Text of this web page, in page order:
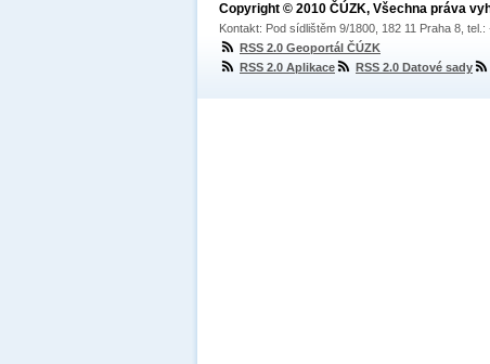
Copyright © 2010 ČÚZK, Všechna práva
Kontakt: Pod sídlištěm 9/1800, 182 11 Praha 8,
RSS 2.0 Geoportál ČÚZK
RSS 2.0 Aplikace
RSS 2.0 Datové sady